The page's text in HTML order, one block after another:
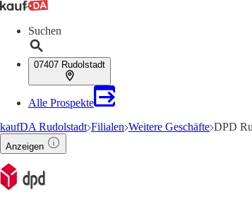
Suchen
07407 Rudolstadt
Alle Prospekte
kaufDA Rudolstadt Filialen Weitere Geschäfte DPD
Anzeigen